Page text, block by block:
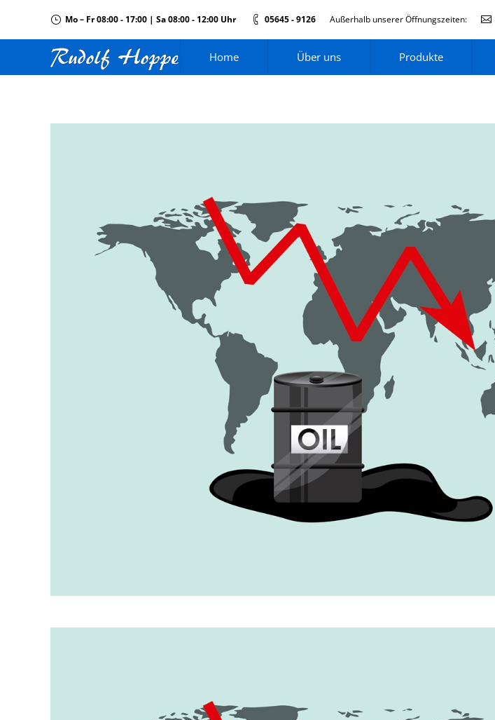
Mo – Fr 08:00 - 17:00 | Sa 08:00 - 12:00 Uhr 05645 - 9126 Außerhalb unserer Öffnungszeiten:
Home Über uns Produkte